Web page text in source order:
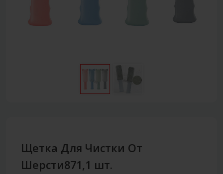
Щетка Для Чистки От
Шерсти871,1 шт.